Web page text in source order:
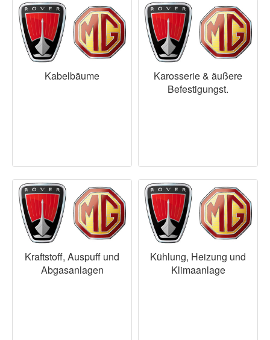
Kabelbäume
Karosserie & äußere
Befestigungst.
Kraftstoff, Auspuff und
Abgasanlagen
Kühlung, Heizung und
Klimaanlage